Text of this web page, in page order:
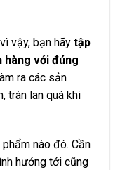
vậy, bạn hãy tập
hàng với đúng
ra các sản
tràn lan quá khi
nào đó. Cần
hướng tới cũng